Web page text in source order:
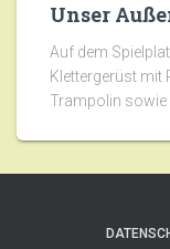
Unser
Auf dem
Klettergerüst mit
Trampolin sowie